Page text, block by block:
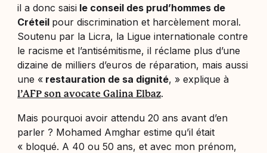
il a donc saisi le conseil des prud’hommes de
Créteil pour discrimination et harcèlement moral.
Soutenu par la Licra, la Ligue internationale contre
le racisme et l’antisémitisme, il réclame plus d’une
dizaine de milliers d’euros de réparation, mais aussi
une « restauration de sa dignité, » explique à
l’AFP son avocate Galina Elbaz.
Mais pourquoi avoir attendu 20 ans avant d’en
parler ? Mohamed Amghar estime qu’il était
« bloqué. A 40 ou 50 ans, et avec mon prénom,